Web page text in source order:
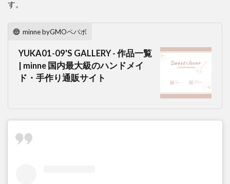
す。
minne byGMOペパボ
YUKA01-09'S GALLERY - 作品一覧
| minne 国内最大級のハンドメイ
ド・手作り通販サイト